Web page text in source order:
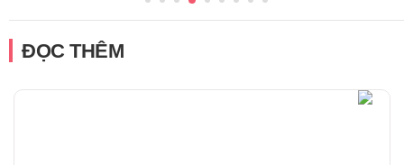
ĐỌC THÊM